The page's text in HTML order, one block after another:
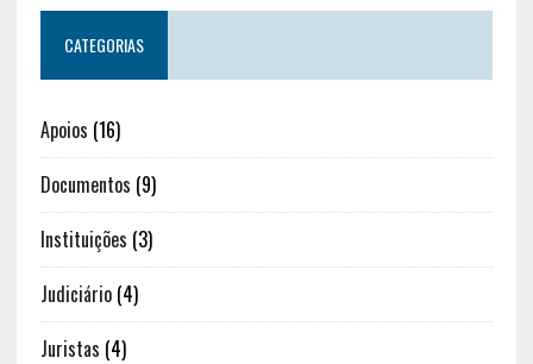
CATEGORIAS
Apoios (16)
Documentos (9)
Instituições (3)
Judiciário(4)
Juristas (4)